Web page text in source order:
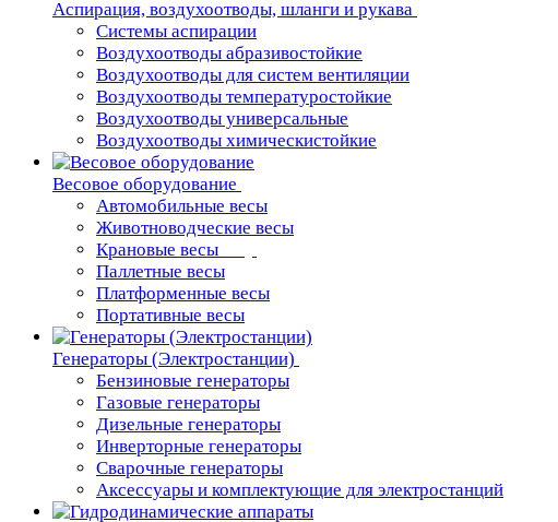
Аспирация, воздухоотводы, шланги и рукава
Системы аспирации
Воздухоотводы абразивостойкие
Воздухоотводы для систем вентиляции
Воздухоотводы температуростойкие
Воздухоотводы универсальные
Воздухоотводы химическистойкие
Весовое оборудование
Автомобильные весы
Животноводческие весы
Крановые весы
Паллетные весы
Платформенные весы
Портативные весы
Генераторы (Электростанции)
Бензиновые генераторы
Газовые генераторы
Дизельные генераторы
Инверторные генераторы
Сварочные генераторы
Аксессуары и комплектующие для электростанций